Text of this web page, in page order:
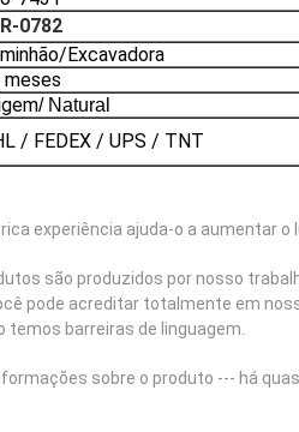
0782
Excavadora
meses
/ Natural
/ FEDEX / UPS / TNT
experiência ajuda-o a aumentar
são produzidos por nosso
pode acreditar totalmente em
temos barreiras de linguagem.
sobre o produto --- há